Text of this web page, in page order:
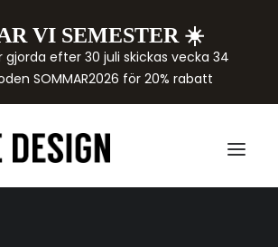
VI SEMESTER ☀️
gjorda efter 30 juli skickas vecka 34
SOMMAR2026 för 20% rabatt